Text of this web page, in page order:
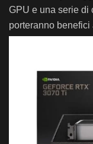
GPU e una serie di
porteranno